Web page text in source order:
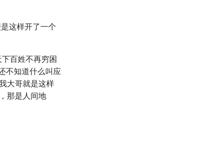
是这样开了一个
百姓不再穷困
不知道什么叫应
大哥就是这样
那是人间地